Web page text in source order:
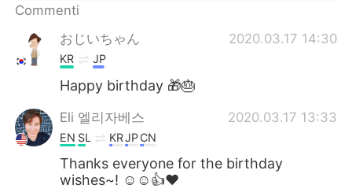
Português
Commenti
おじいちゃん
2020.03.17 14:30
KR JP
Happy birthday 🎁🎂
Eli 엘리자베스 2020.03.17 13:33
EN SL KRJPCN
Thanks everyone for the birthday
wishes~! ☺☺👍❤